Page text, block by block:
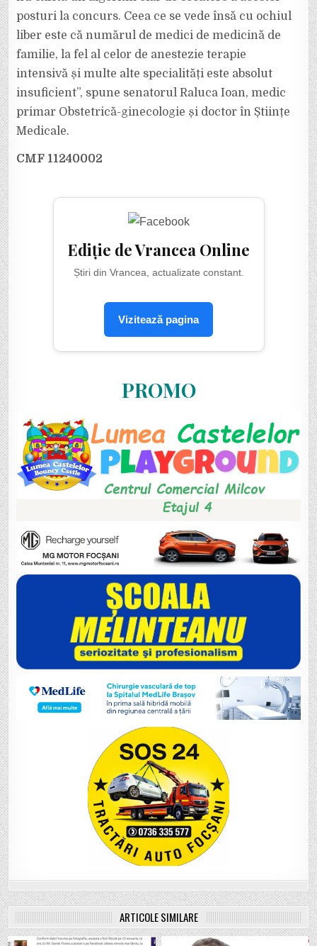
posturi la concurs. Ceea ce se vede însă cu ochiul
liber este că numărul de medici de medicină de
familie, la fel al celor de anestezie terapie
intensivă și multe alte specialități este absolut
insuficient”, spune senatorul Raluca Ioan, medic
primar Obstetrică-ginecologie și doctor în Științe
Medicale.
CMF 11240002
Ediție de Vrancea Online
Știri din Vrancea, actualizate constant.
Vizitează pagina
PROMO
ARTICOLE SIMILARE